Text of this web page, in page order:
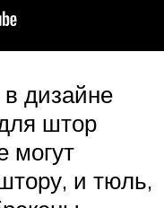
дизайне
штор
могут
и тюль,